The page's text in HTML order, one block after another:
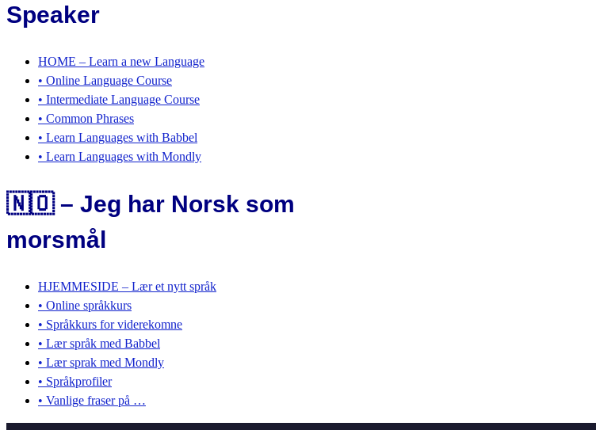
Speaker
HOME – Learn a new Language
• Online Language Course
• Intermediate Language Course
• Common Phrases
• Learn Languages with Babbel
• Learn Languages with Mondly
🇳🇴 – Jeg har Norsk som
morsmål
HJEMMESIDE – Lær et nytt språk
• Online språkkurs
• Språkkurs for viderekomne
• Lær språk med Babbel
• Lær sprak med Mondly
• Språkprofiler
• Vanlige fraser på …